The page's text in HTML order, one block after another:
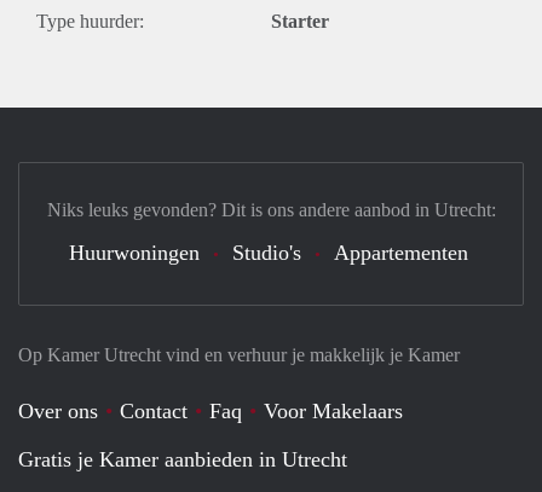
Type huurder: Starter
Op Kamer Utrecht vind en verhuur je makkelijk je Kamer
Over ons Contact Faq
Voor Makelaars
Gratis je Kamer aanbieden in Utrecht
Niks leuks gevonden? Dit is ons andere aanbod in Utrecht:
Huurwoningen Studio's Appartementen